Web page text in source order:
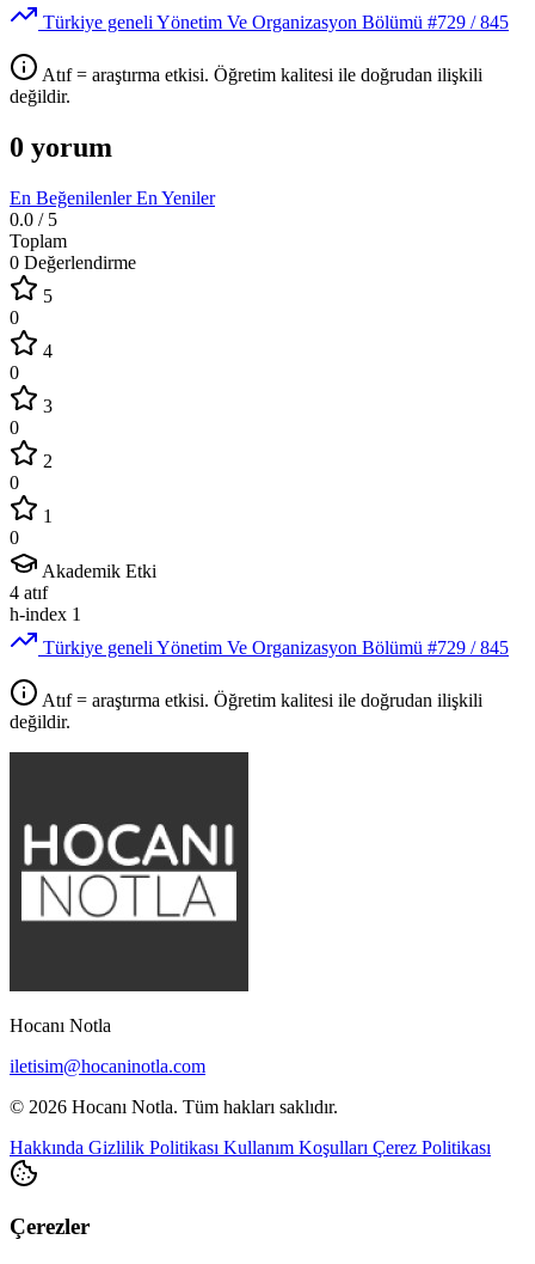
Türkiye geneli Yönetim Ve Organizasyon Bölümü #729 / 845
Atıf = araştırma etkisi. Öğretim kalitesi ile doğrudan ilişkili
değildir.
0 yorum
En BeğenilenlerEn Yeniler
0.0 / 5
Toplam
0 Değerlendirme
5
0
4
0
3
0
2
0
1
0
Akademik Etki
4 atıf
h-index 1
Türkiye geneli Yönetim Ve Organizasyon Bölümü #729 / 845
Atıf = araştırma etkisi. Öğretim kalitesi ile doğrudan ilişkili
değildir.
Hocanı Notla
iletisim@hocaninotla.com
© 2026 Hocanı Notla. Tüm hakları saklıdır.
Hakkında Gizlilik Politikası Kullanım Koşulları Çerez Politikası
Çerezler